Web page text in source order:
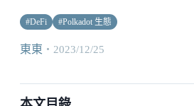
#DeFi #Polkadot 生態
東東 ・ 2023/12/25